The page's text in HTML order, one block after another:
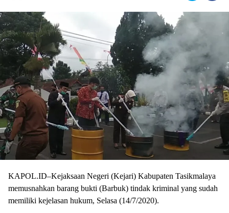
KAPOL.ID–Kejaksaan Negeri (Kejari) Kabupaten Tasikmalaya
memusnahkan barang bukti (Barbuk) tindak kriminal yang sudah
memiliki kejelasan hukum, Selasa (14/7/2020).